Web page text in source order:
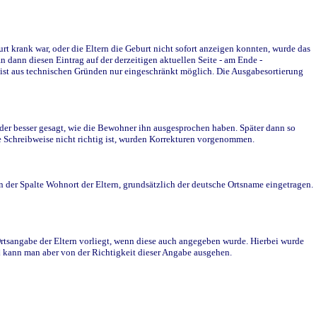
krank war, oder die Eltern die Geburt nicht sofort anzeigen konnten, wurde das
diesen Eintrag auf der derzeitigen aktuellen Seite - am Ende -
aus technischen Gründen nur eingeschränkt möglich. Die Ausgabesortierung
gesagt, wie die Bewohner ihn ausgesprochen haben. Später dann so
nicht richtig ist, wurden Korrekturen vorgenommen.
Spalte Wohnort der Eltern, grundsätzlich der deutsche Ortsname eingetragen.
der Eltern vorliegt, wenn diese auch angegeben wurde. Hierbei wurde
man aber von der Richtigkeit dieser Angabe ausgehen.